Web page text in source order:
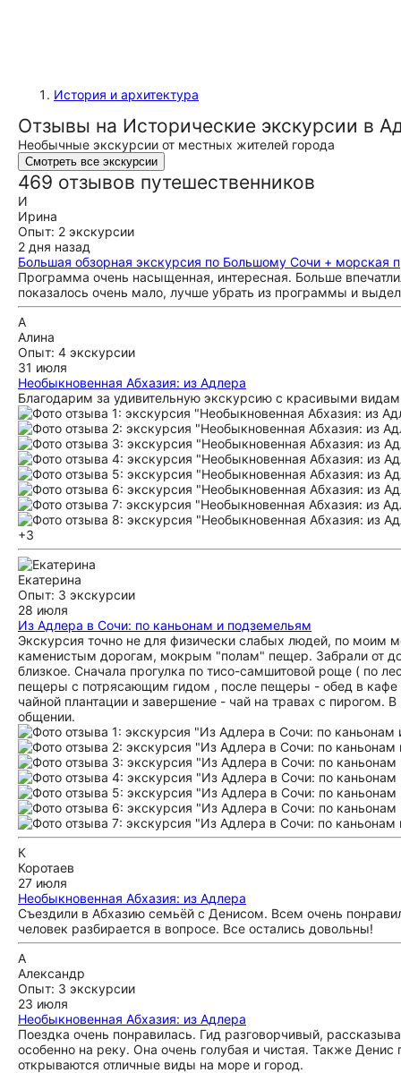
История и архитектура
Отзывы на Исторические экскурсии в
Необычные экскурсии от местных жителей города
Смотреть все экскурсии
469 отзывов путешественников
И
Ирина
Опыт: 2 экскурсии
2 дня назад
Большая обзорная экскурсия по Большому Сочи + морская
Программа очень насыщенная, интересная. Больше
показалось очень мало, лучше убрать из программы и
А
Алина
Опыт: 4 экскурсии
31 июля
Необыкновенная Абхазия: из Адлера
Благодарим за удивительную экскурсию с красивыми
+3
Екатерина
Опыт: 3 экскурсии
28 июля
Из Адлера в Сочи: по каньонам и подземельям
Экскурсия точно не для физически слабых людей, по моим
каменистым дорогам, мокрым "полам" пещер. Забрали от
близкое. Сначала прогулка по тисо-самшитовой роще ( по
пещеры с потрясающим гидом , после пещеры - обед в
чайной плантации и завершение - чай на травах с пирогом.
общении.
К
Коротаев
27 июля
Необыкновенная Абхазия: из Адлера
Съездили в Абхазию семьёй с Денисом. Всем очень
человек разбирается в вопросе. Все остались довольны!
А
Александр
Опыт: 3 экскурсии
23 июля
Необыкновенная Абхазия: из Адлера
Поездка очень понравилась. Гид разговорчивый,
особенно на реку. Она очень голубая и чистая. Также
открываются отличные виды на море и город.